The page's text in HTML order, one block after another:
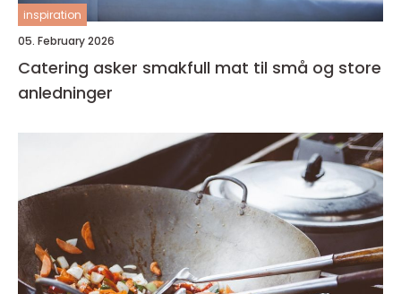
inspiration
05. February 2026
Catering asker smakfull mat til små og store
anledninger